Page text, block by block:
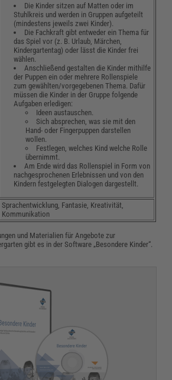
Die Kinder sitzen auf Matten oder im
Stuhlkreis und werden in Gruppen aufgeteilt
(mindestens jeweils zwei Kinder).
Die Fachkraft gibt entweder ein Thema für
das Spiel vor (z. B. Urlaub, Märchen,
Kindergartentag) oder lässt die Kinder frei
wählen.
Anschließend gestalten die Kinder mithilfe
der Puppen ein oder mehrere Rollenspiele
zum gewählten/vorgegebenen Thema. Dafür
müssen die Kinder in der Gruppe folgende
Aufgaben erledigen:
Ideen austauschen.
Sich absprechen, was sie mit den
Hand- oder Fingerpuppen darstellen
wollen.
Festlegen, welches Kind welche Rolle
übernimmt.
Am Ende wird das Rollenspiel in Form von
nachgesprochenen Erlebnissen und von den
Kindern festgelegten Dialogen dargestellt.
Sprachentwicklung, Fantasie, Kreativität,
Kommunikation
und Materialien für Angebote zur
gibt es in der Software „Besondere Kinder“.